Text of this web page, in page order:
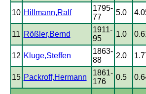
10 Hillmann,Ralf
1795-
77
5.0
11 Rößler,Bernd
1911-
95
1.0
12 Kluge,Steffen
1863-
88
2.0
15 Packroff,Hermann
1861-
176
0.5